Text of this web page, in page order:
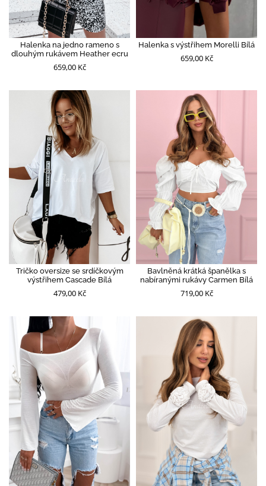
Halenka na jedno rameno s
dlouhým rukávem Heather ecru
659,00 Kč
Halenka s výstřihem Morelli Bílá
659,00 Kč
Tričko oversize se srdíčkovým
výstřihem Cascade Bílá
479,00 Kč
Bavlněná krátká španělka s
nabíranými rukávy Carmen Bílá
719,00 Kč